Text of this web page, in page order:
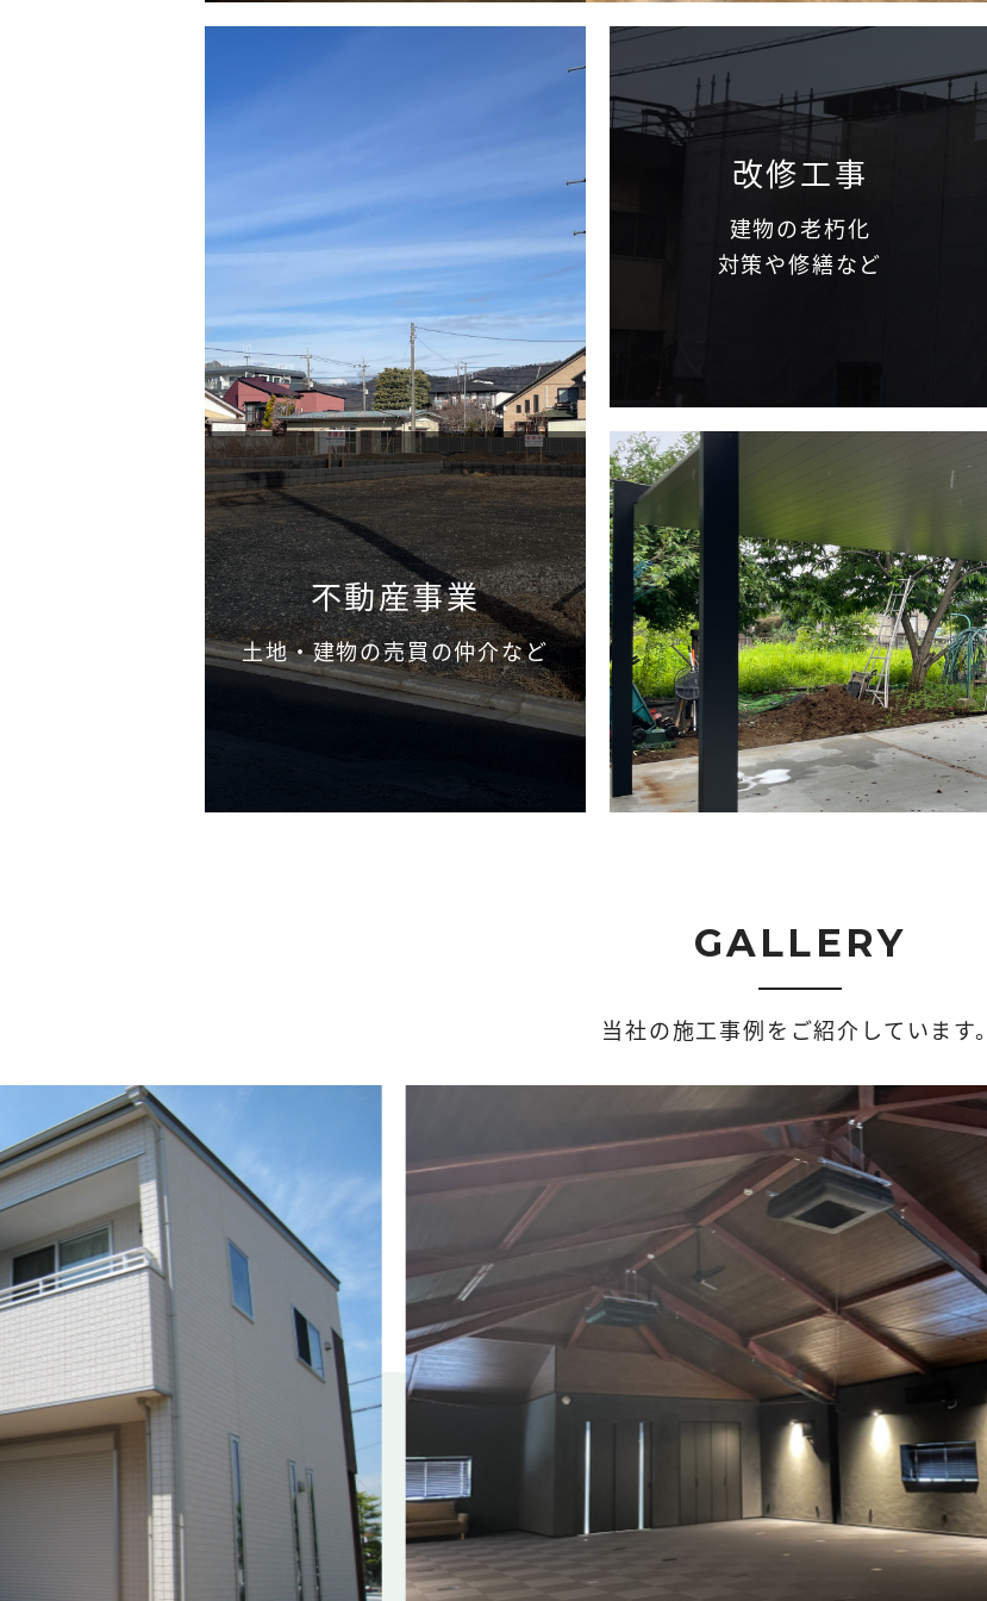
改修工事
建物の老朽化
対策や修繕など
不動産事業
土地・建物の売買の仲介など
GALLERY
当社の施工事例をご紹介しています。